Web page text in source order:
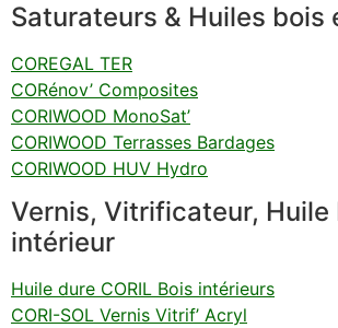
Saturateurs & Huiles bois
COREGAL TER
CORénov’ Composites
CORIWOOD MonoSat’
CORIWOOD Terrasses Bardages
CORIWOOD HUV Hydro
Vernis, Vitrificateur, Huile
intérieur
Huile dure CORIL Bois intérieurs
CORI-SOL Vernis Vitrif’ Acryl